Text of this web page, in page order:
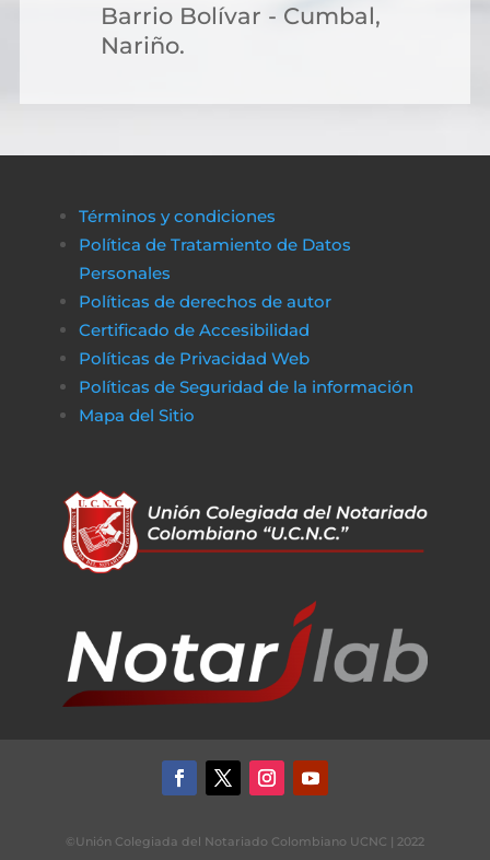
Barrio Bolívar - Cumbal,
Nariño.
Términos y condiciones
Política de Tratamiento de Datos
Personales
Políticas de derechos de autor
Certificado de Accesibilidad
Políticas de Privacidad Web
Políticas de Seguridad de la información
Mapa del Sitio
©Unión Colegiada del Notariado Colombiano UCNC | 2022